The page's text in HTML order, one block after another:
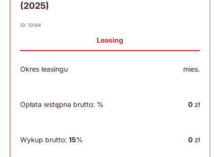
(2025)
ID: 10144
Leasing
Okres leasingu mies.
Opłata wstępna brutto: % 0 zł
Wykup brutto: 15% 0 zł